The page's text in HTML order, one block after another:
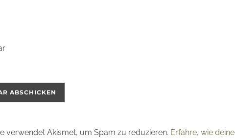
verwendet Akismet, um Spam zu reduzieren. Erfahre, wie deine